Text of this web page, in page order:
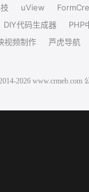
uView
DIY代码生成器
PHP
视频制作 芦虎导航
2026